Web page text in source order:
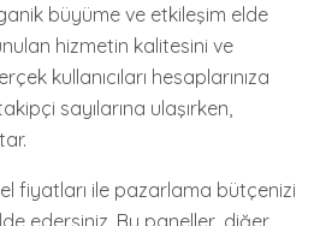
büyüme ve etkileşim elde
hizmetin kalitesini ve
kullanıcıları hesaplarınıza
sayılarına ulaşırken,
fiyatları ile pazarlama bütçenizi
edersiniz. Bu paneller, diğer